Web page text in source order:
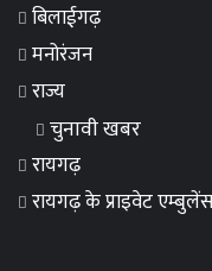
बिलाईगढ़
मनोरंजन
राज्य
चुनावी खबर
रायगढ़
रायगढ़ के प्राइवेट